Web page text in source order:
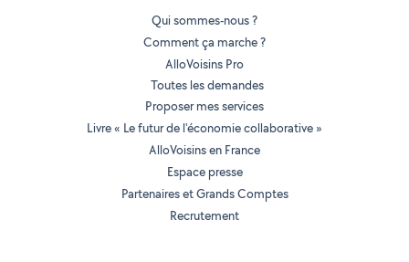
Qui sommes-nous ?
Comment ça marche ?
AlloVoisins Pro
Toutes les demandes
Proposer mes services
Livre « Le futur de l'économie collaborative »
AlloVoisins en France
Espace presse
Partenaires et Grands Comptes
Recrutement